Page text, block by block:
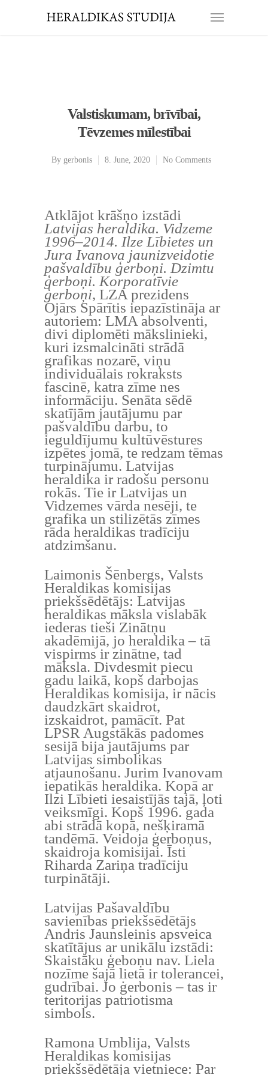
Valstiskumam, brīvībai,
Tēvzemes mīlestībai
By gerbonis 8. June, 2020 No Comments
Atklājot krāšņo izstādi
Latvijas heraldika. Vidzeme
1996–2014. Ilze Lībietes un
Jura Ivanova jaunizveidotie
pašvaldību ģerboņi. Dzimtu
ģerboņi. Korporatīvie
ģerboņi, LZA prezidens
Ojārs Spārītis iepazīstināja ar
autoriem: LMA absolventi,
divi diplomēti mākslinieki,
kuri izsmalcināti strādā
grafikas nozarē, viņu
individuālais rokraksts
fascinē, katra zīme nes
informāciju. Senāta sēdē
skatījām jautājumu par
pašvaldību darbu, to
ieguldījumu kultūvēstures
izpētes jomā, te redzam tēmas
turpinājumu. Latvijas
heraldika ir radošu personu
rokās. Tie ir Latvijas un
Vidzemes vārda nesēji, te
grafika un stilizētās zīmes
rāda heraldikas tradīciju
atdzimšanu.
Laimonis Šēnbergs, Valsts
Heraldikas komisijas
priekšsēdētājs: Latvijas
heraldikas māksla vislabāk
iederas tieši Zinātņu
akadēmijā, jo heraldika – tā
vispirms ir zinātne, tad
māksla. Divdesmit piecu
gadu laikā, kopš darbojas
Heraldikas komisija, ir nācis
daudzkārt skaidrot,
izskaidrot, pamācīt. Pat
LPSR Augstākās padomes
sesijā bija jautājums par
Latvijas simbolikas
atjaunošanu. Jurim Ivanovam
iepatikās heraldika. Kopā ar
Ilzi Lībieti iesaistījās tajā, ļoti
veiksmīgi. Kopš 1996. gada
abi strādā kopā, nešķiramā
tandēmā. Veidoja ģerboņus,
skaidroja komisijai. Īsti
Riharda Zariņa tradīciju
turpinātāji.
Latvijas Pašavaldību
savienības priekšsēdētājs
Andris Jaunsleinis apsveica
skatītājus ar unikālu izstādi:
Skaistāku ģeboņu nav. Liela
nozīme šajā lietā ir tolerancei,
gudrībai. Jo ģerbonis – tas ir
teritorijas patriotisma
simbols.
Ramona Umblija, Valsts
Heraldikas komisijas
priekšsēdētāja vietniece: Par